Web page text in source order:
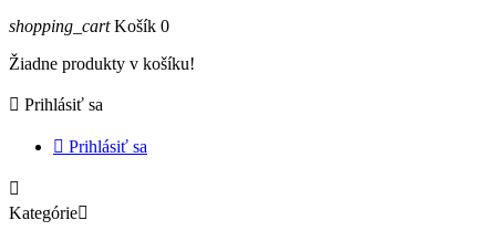
shopping_cart Košík 0
Žiadne produkty v košíku!
 Prihlásiť sa
 Prihlásiť sa

Kategórie